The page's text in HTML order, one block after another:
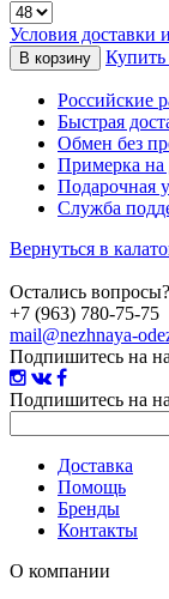
Условия доставки
Купить
Российские
Быстрая
Обмен без
Примерка на
Подарочная
Служба
Вернуться в
Остались
+7 (963) 780-75-75
mail@nezhnaya-
Подпишитесь на
Подпишитесь на
Доставка
Помощь
Бренды
Контакты
О компании